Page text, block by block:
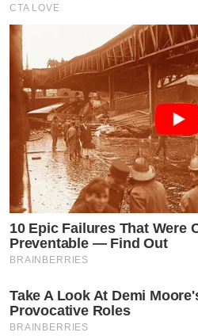
CTA LOVE
10 Epic Failures That Were
Preventable — Find Out
BRAINBERRIES
Take A Look At Demi
Provocative Roles
BRAINBERRIES